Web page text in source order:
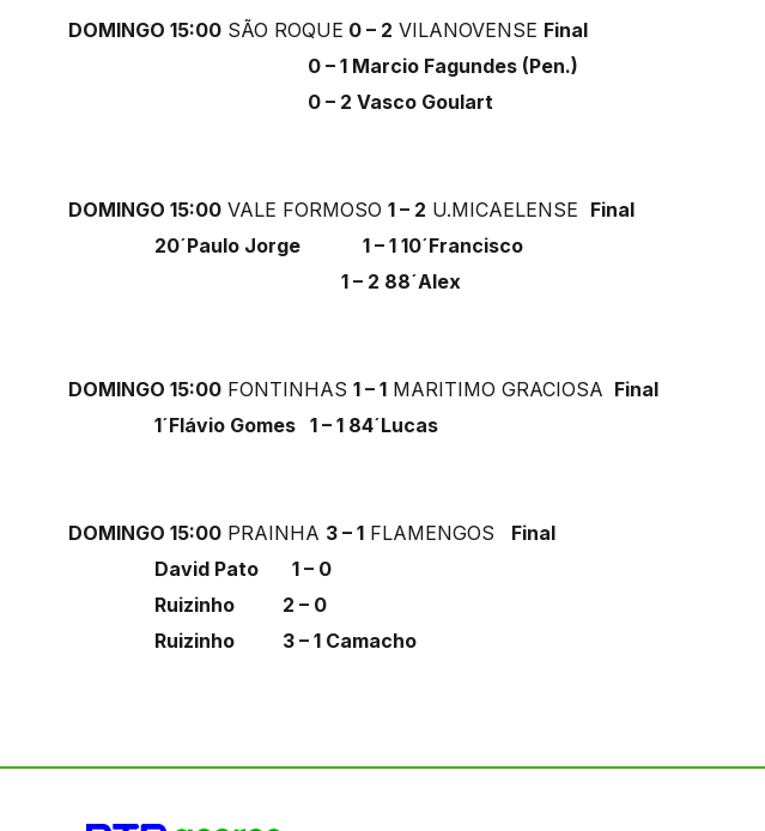
DOMINGO 15:00 SÃO ROQUE 0 – 2 VILANOVENSE Final
0 – 1 Marcio Fagundes (Pen.)
0 – 2 Vasco Goulart
DOMINGO 15:00 VALE FORMOSO 1 – 2 U.MICAELENSE Final
20´Paulo Jorge 1 – 1 10´Francisco
1 – 2 88´Alex
DOMINGO 15:00 FONTINHAS 1 – 1 MARITIMO GRACIOSA Final
1´Flávio Gomes 1 – 1 84´Lucas
DOMINGO 15:00 PRAINHA 3 – 1 FLAMENGOS
Final
David Pato 1 – 0
Ruizinho 2 – 0
Ruizinho 3 – 1 Camacho